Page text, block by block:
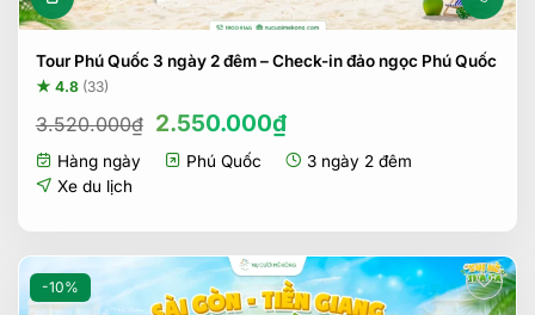
Tour Phú Quốc 3 ngày 2 đêm – Check-in đảo ngọc Phú Quốc
★ 4.8 (33)
3.520.000₫ Giá
là:
2.550.000₫Giá
hiện
tại
Hàng ngày Phú Quốc
3 ngày 2 đêm
Xe du lịch
-10%